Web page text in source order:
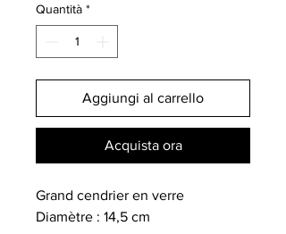
Quantità *
Aggiungi al carrello
Acquista ora
Grand cendrier en verre
Diamètre : 14,5 cm